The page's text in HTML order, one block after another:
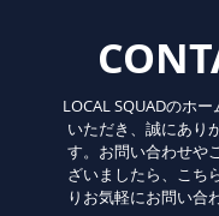
LOCAL SQUADのホ
いただき、誠にあり
す。お問い合わせや
ざいましたら、こち
りお気軽にお問い合